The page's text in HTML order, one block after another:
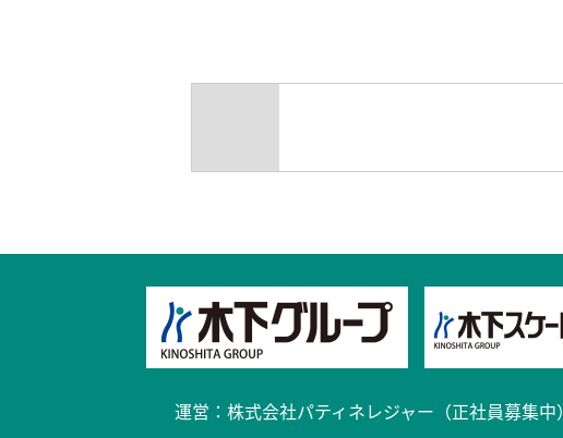
運営： 株式会社パティネレジャー（正社員募集中）​